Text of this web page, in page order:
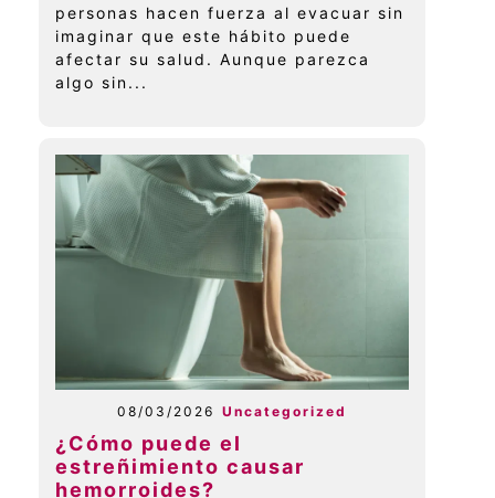
personas hacen fuerza al evacuar sin
imaginar que este hábito puede
afectar su salud. Aunque parezca
algo sin...
08/03/2026 Uncategorized
¿Cómo puede el
estreñimiento causar
hemorroides?